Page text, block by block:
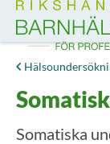
Till startsidan
Somatiska